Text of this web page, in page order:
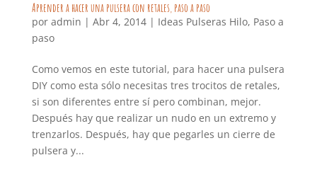
Aprender a hacer una pulsera con retales, paso a paso
por admin | Abr 4, 2014| Ideas Pulseras Hilo, Paso a
paso
Como vemos en este tutorial, para hacer una pulsera
DIY como esta sólo necesitas tres trocitos de retales,
si son diferentes entre sí pero combinan, mejor.
Después hay que realizar un nudo en un extremo y
trenzarlos. Después, hay que pegarles un cierre de
pulsera y...